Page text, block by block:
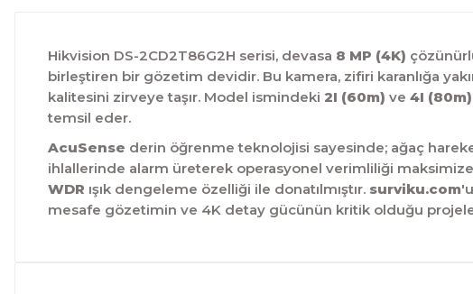
Hikvision DS-2CD2T86G2H serisi, devasa 8 MP (4K)
birleştiren bir gözetim devidir. Bu kamera, zifiri karanlığa
kalitesini zirveye taşır. Model ismindeki 2I (60m) ve 4I (80m)
temsil eder.
AcuSense derin öğrenme teknolojisi sayesinde; ağaç
ihlallerinde alarm üreterek operasyonel verimliliği
WDR ışık dengeleme özelliği ile donatılmıştır. surviku.com
mesafe gözetimin ve 4K detay gücünün kritik olduğu